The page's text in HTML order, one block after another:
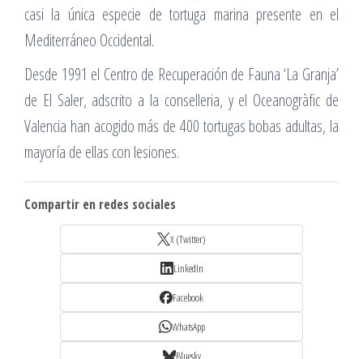
casi la única especie de tortuga marina presente en el
Mediterráneo Occidental.
Desde 1991 el Centro de Recuperación de Fauna ‘La Granja’
de El Saler, adscrito a la conselleria, y el Oceanogràfic de
Valencia han acogido más de 400 tortugas bobas adultas, la
mayoría de ellas con lesiones.
Compartir en redes sociales
X (Twitter)
LinkedIn
Facebook
WhatsApp
Bluesky